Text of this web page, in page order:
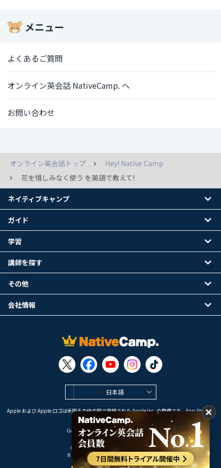
メニュー
よくあるご質問
オンライン英会話 NativeCamp. へ
お問い合わせ
オンライン英会話トップ
Hey! Native Camp
花を惜しみなく使う を英語で教えて!
日本語
Apple および Apple ロゴは米国その他の国で登録された Apple Inc. の商標です。App Store は
Apple Inc. のサービスマークです。
Google Play は Google LLC の商標です。
Copyright © 2026 オンライン英会話
ネイティブキャンプ All Rights Reserved.
ネイティブキャンプ
ガイド
学習
講師を探す
その他
会社情報